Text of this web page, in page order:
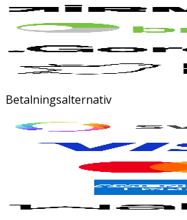
Betalningsalternativ